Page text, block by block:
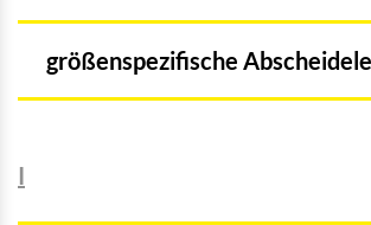
größenspezifische
I